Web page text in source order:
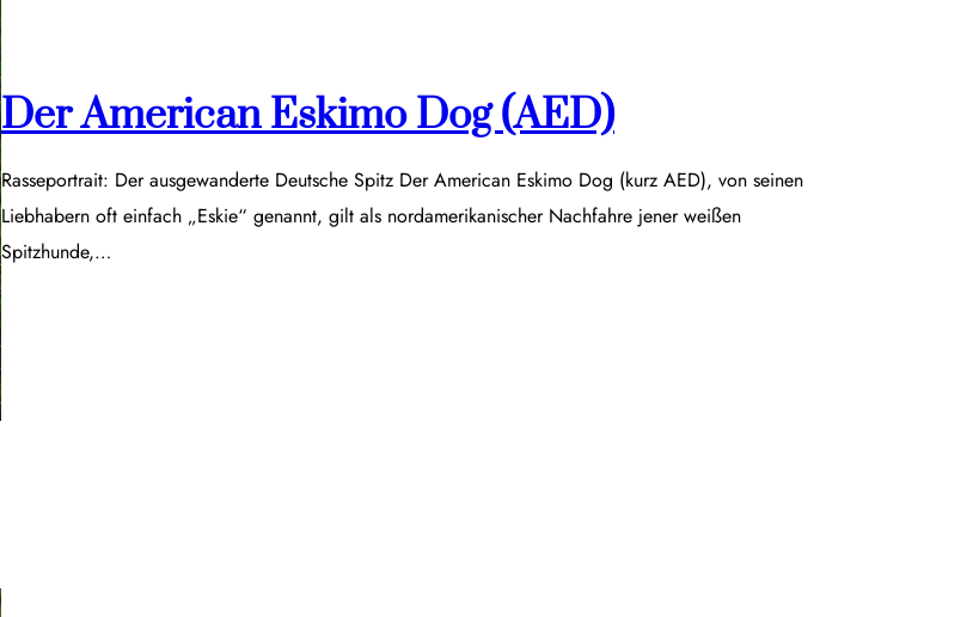
Der American Eskimo Dog (AED)
Rasseportrait: Der ausgewanderte Deutsche Spitz Der American Eskimo Dog (kurz AED), von seinen
Liebhabern oft einfach „Eskie“ genannt, gilt als nordamerikanischer Nachfahre jener weißen
Spitzhunde,…